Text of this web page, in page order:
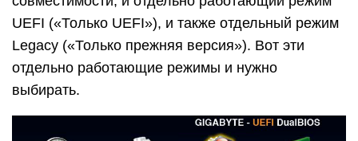
UEFI («Только UEFI»), и также отдельный режим
Legacy («Только прежняя версия»). Вот эти
отдельно работающие режимы и нужно
выбирать.